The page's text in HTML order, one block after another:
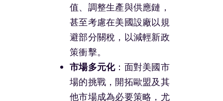
值、調整生產與供應鏈，
甚至考慮在美國設廠以規
避部分關稅，以減輕新政
策衝擊。
市場多元化：面對美國市
場的挑戰，開拓歐盟及其
他市場成為必要策略，尤